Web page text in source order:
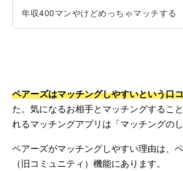
年収400マンやけどめっちゃマッチする
ペアーズはマッチングしやすいという口
た。気になるお相手とマッチングするこ
れるマッチングアプリは「マッチングの
ペアーズがマッチングしやすい理由は、
（旧コミュニティ）機能にあります。